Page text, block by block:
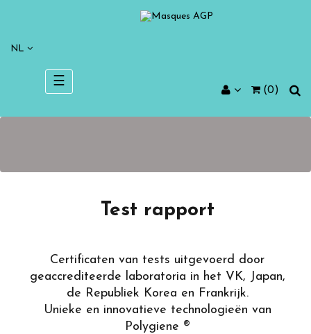
Toggle
navigation
☰
(0)
NL
Test rapport
Certificaten van tests uitgevoerd door
geaccrediteerde laboratoria in het VK, Japan,
de Republiek Korea en Frankrijk.
Unieke en innovatieve technologieën van
Polygiene ®